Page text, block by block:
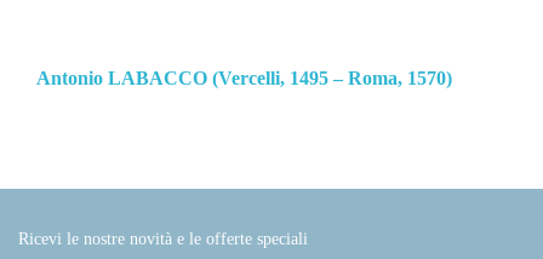
Antonio LABACCO (Vercelli, 1495 – Roma, 1570)
Ricevi le nostre novità e le offerte speciali